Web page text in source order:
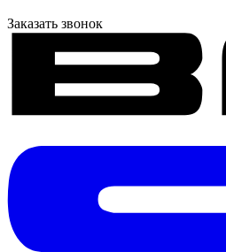
Заказать звонок